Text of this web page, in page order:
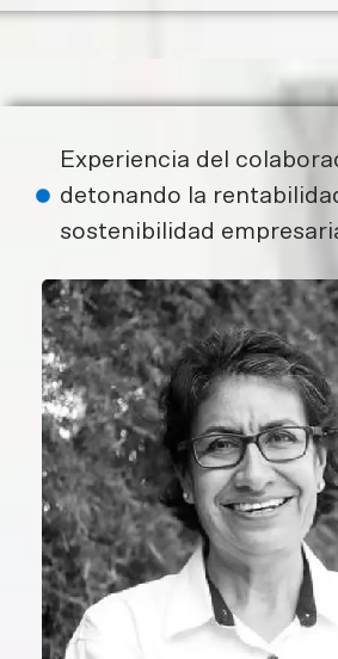
Experiencia del
detonando la
sostenibilidad